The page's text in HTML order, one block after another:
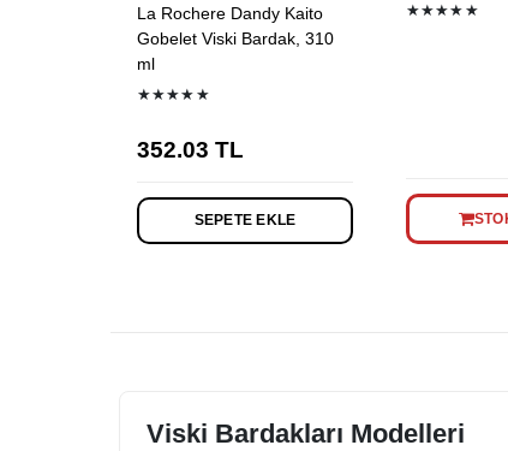
La Rochere Dandy Kaito
Gobelet Viski Bardak, 310
ml
★★★★★
352.03 TL
SEPETE EKLE
★★★★★
Viski Bardakları Modelleri